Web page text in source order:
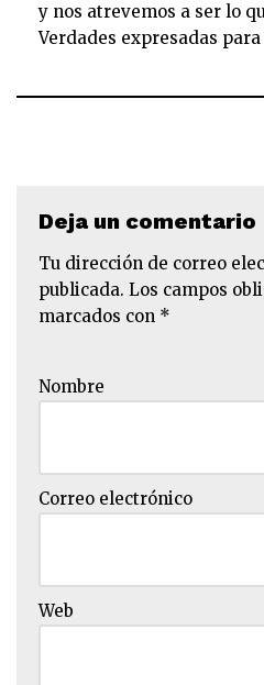
y nos atrevemos a ser lo
Verdades expresadas
Deja un comentario
Tu dirección de correo
publicada. Los campos
marcados con *
Nombre
Correo electrónico
Web